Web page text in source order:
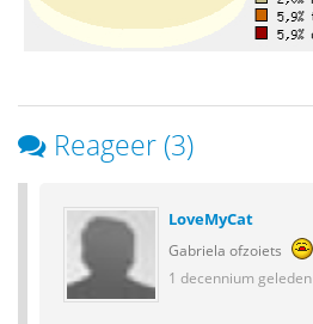
Reageer (3)
LoveMyCat
Gabriela ofzoiets
1 decennium geleden